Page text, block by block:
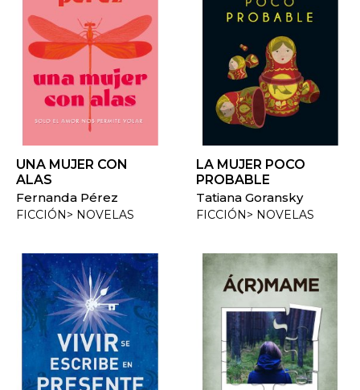
UNA MUJER CON
ALAS
Fernanda Pérez
FICCIÓN> NOVELAS
LA MUJER POCO
PROBABLE
Tatiana Goransky
FICCIÓN> NOVELAS